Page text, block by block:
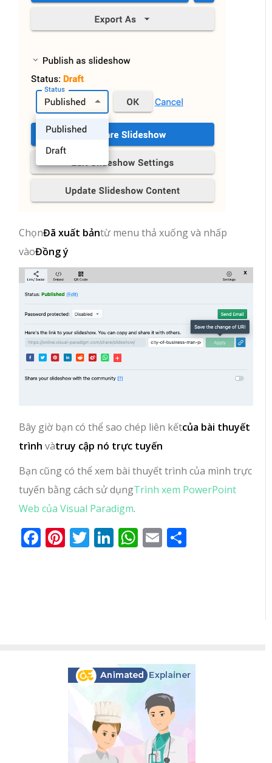
ChọnĐã xuất bảntừ menu thả xuống và nhấp
vàoĐồng ý
Bây giờ bạn có thể sao chép liên kếtcủa bài thuyết
trình vàtruy cập nó trực tuyến
Bạn cũng có thể xem bài thuyết trình của mình trực
tuyến bằng cách sử dụngTrình xem PowerPoint
Web của Visual Paradigm.
Facebook
Pinterest
Twitter
LinkedIn
WhatsApp
Email